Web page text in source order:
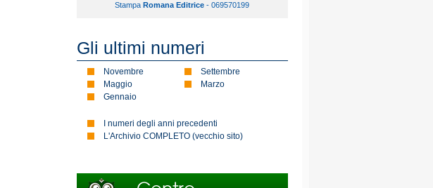
Stampa Romana Editrice - 069570199
Gli ultimi numeri
Novembre
Settembre
Maggio
Marzo
Gennaio
I numeri degli anni precedenti
L'Archivio COMPLETO (vecchio sito)